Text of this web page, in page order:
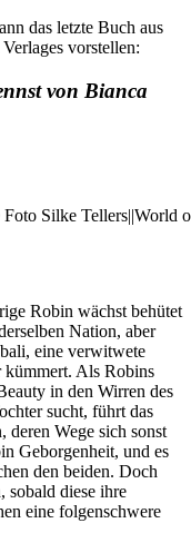
das letzte Buch aus
vorstellen:
von Bianca
Silke Tellers||World
Robin wächst behütet
Nation, aber
eine verwitwete
Als Robins
in den Wirren des
sucht, führt das
deren Wege sich sonst
Geborgenheit, und es
den beiden. Doch
sobald diese ihre
eine folgenschwere